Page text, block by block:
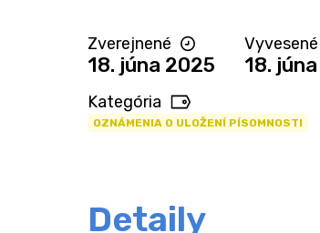
Zverejnené
18. júna 2025 18.
Kategória
OZNÁMENIA O ULOŽENÍ PÍSOMNOSTI
Detaily